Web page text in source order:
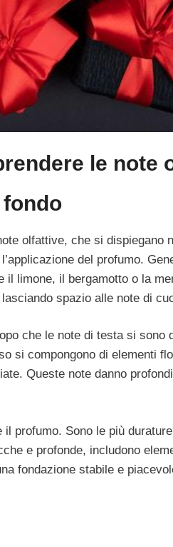
le note
olfattive, che si dispiegano
del profumo.
limone, il bergamotto o la
spazio alle note di
che le note di testa si sono
si compongono di elementi
Queste note danno
profumo. Sono le più
e profonde, includono
fondazione stabile e